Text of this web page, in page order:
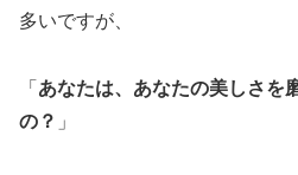
多いですが、
「 あなたは、あなたの美しさを
の？ 」